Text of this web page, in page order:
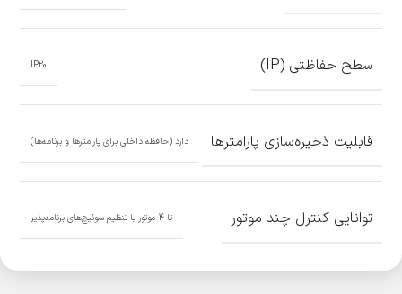
سطح حفاظتی (IP) IP20
قابلیت ذخیره‌سازی پارامترها دارد (حافظه داخلی برای پارامترها و برنامه‌ها)
توانایی کنترل چند موتور تا 4 موتور با تنظیم سوئیچ‌های برنامه‌پذیر